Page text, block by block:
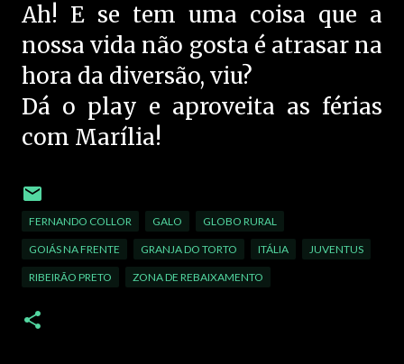
Ah! E se tem uma coisa que a
nossa vida não gosta é atrasar na
hora da diversão, viu?
Dá o play e aproveita as férias
com Marília!
FERNANDO COLLOR GALO GLOBO RURAL
GOIÁS NA FRENTE GRANJA DO TORTO ITÁLIA JUVENTUS
RIBEIRÃO PRETO ZONA DE REBAIXAMENTO